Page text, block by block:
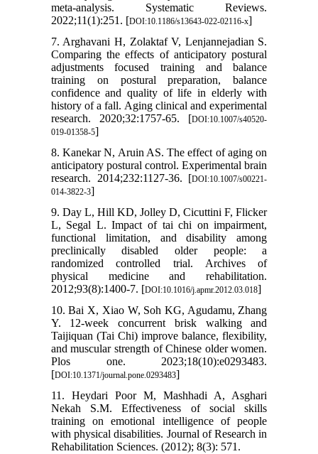
meta-analysis. Systematic Reviews.
2022;11(1):251. [DOI:10.1186/s13643-022-02116-x]
7. Arghavani H, Zolaktaf V, Lenjannejadian S.
Comparing the effects of anticipatory postural
adjustments focused training and balance
training on postural preparation, balance
confidence and quality of life in elderly with
history of a fall. Aging clinical and experimental
research. 2020;32:1757-65.‏ [DOI:10.1007/s40520-
019-01358-5]
8. Kanekar N, Aruin AS. The effect of aging on
anticipatory postural control. Experimental brain
research. 2014;232:1127-36. [DOI:10.1007/s00221-
014-3822-3]
9. Day L, Hill KD, Jolley D, Cicuttini F, Flicker
L, Segal L. Impact of tai chi on impairment,
functional limitation, and disability among
preclinically disabled older people: a
randomized controlled trial. Archives of
physical medicine and rehabilitation.
2012;93(8):1400-7.‏ [DOI:10.1016/j.apmr.2012.03.018]
10. Bai X, Xiao W, Soh KG, Agudamu, Zhang
Y. 12-week concurrent brisk walking and
Taijiquan (Tai Chi) improve balance, flexibility,
and muscular strength of Chinese older women.
Plos one. 2023;18(10):e0293483.
[DOI:10.1371/journal.pone.0293483]
11. Heydari Poor M, Mashhadi A, Asghari
Nekah S.M. Effectiveness of social skills
training on emotional intelligence of people
with physical disabilities. Journal of Research in
Rehabilitation Sciences. (2012); 8(3): 571.